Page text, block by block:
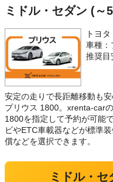
ミドル・セダン (～
トヨタ
車種：
推奨
安定の走りで長距離移動も
プリウス 1800。xrenta-car
1800を指定して予約が可能
ビやETC車載器などが標準
償などを選択できます。
ミドル・